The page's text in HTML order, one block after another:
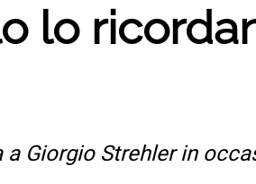
lo
Giorgio Strehler in